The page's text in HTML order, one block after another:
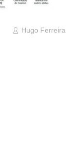
Hugo Ferreira